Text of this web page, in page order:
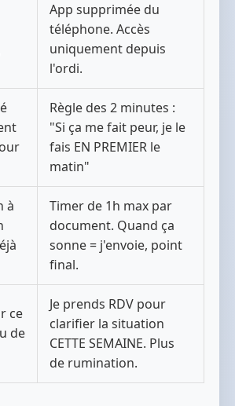
App supprimée du
téléphone. Accès
uniquement depuis
l'ordi.
Règle des 2 minutes :
"Si ça me fait peur, je le
fais EN PREMIER le
matin"
à
Timer de 1h max par
document. Quand ça
sonne = j'envoie, point
final.
ce
de
Je prends RDV pour
clarifier la situation
CETTE SEMAINE. Plus
de rumination.